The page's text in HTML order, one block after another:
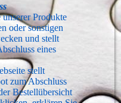
Produkte
oder sonstigen
und stellt
eines
stellt
zum Abschluss
Bestellübersicht